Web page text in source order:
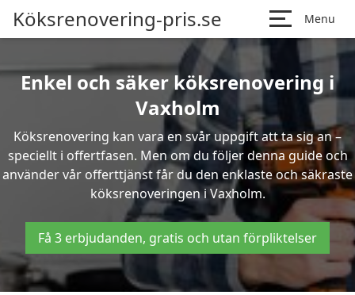
Köksrenovering-pris.se Menu
Enkel och säker köksrenovering i
Vaxholm
Köksrenovering kan vara en svår uppgift att ta sig an –
speciellt i offertfasen. Men om du följer denna guide och
använder vår offerttjänst får du den enklaste och säkraste
köksrenoveringen i Vaxholm.
Få 3 erbjudanden, gratis och utan förpliktelser